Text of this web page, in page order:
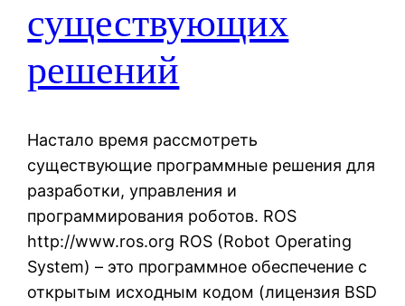
существующих
решений
Настало время рассмотреть
существующие программные решения для
разработки, управления и
программирования роботов. ROS
http://www.ros.org ROS (Robot Operating
System) – это программное обеспечение с
открытым исходным кодом (лицензия BSD